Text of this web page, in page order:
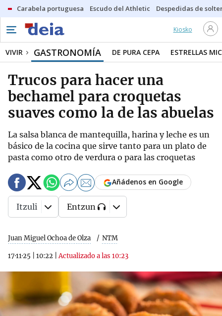
Carabela portuguesa Escudo del Athletic Despedidas de
Kiosko
VIVIR GASTRONOMÍA DE PURA CEPA ESTRELLAS
Trucos para hacer una
bechamel para croquetas
suaves como la de las abuelas
La salsa blanca de mantequilla, harina y leche es un
básico de la cocina que sirve tanto para un plato de
pasta como otro de verdura o para las croquetas
Juan Miguel Ochoa de Olza NTM
17·11·25 10:22 |Actualizado a las 10:23
Añádenos en Google
Itzuli Entzun